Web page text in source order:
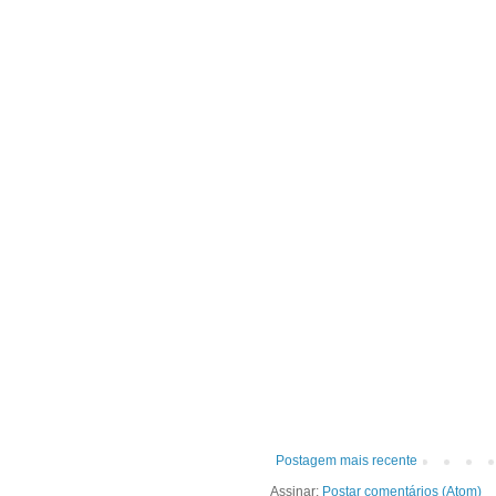
Postagem mais recente
Assinar: Postar comentários (Atom)